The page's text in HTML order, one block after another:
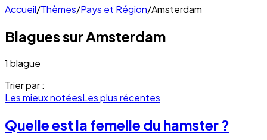
Accueil/Thèmes/Pays et Région/Amsterdam
Blagues surAmsterdam
1 blague
Trier par :
Les mieux notéesLes plus récentes
Quelle est la femelle du hamster ?